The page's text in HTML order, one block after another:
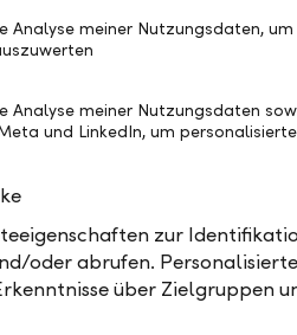
Analyse meiner Nutzungsdaten,
Analyse meiner Nutzungsdaten
und LinkedIn, um
zur
oder abrufen.
über Zielgruppen